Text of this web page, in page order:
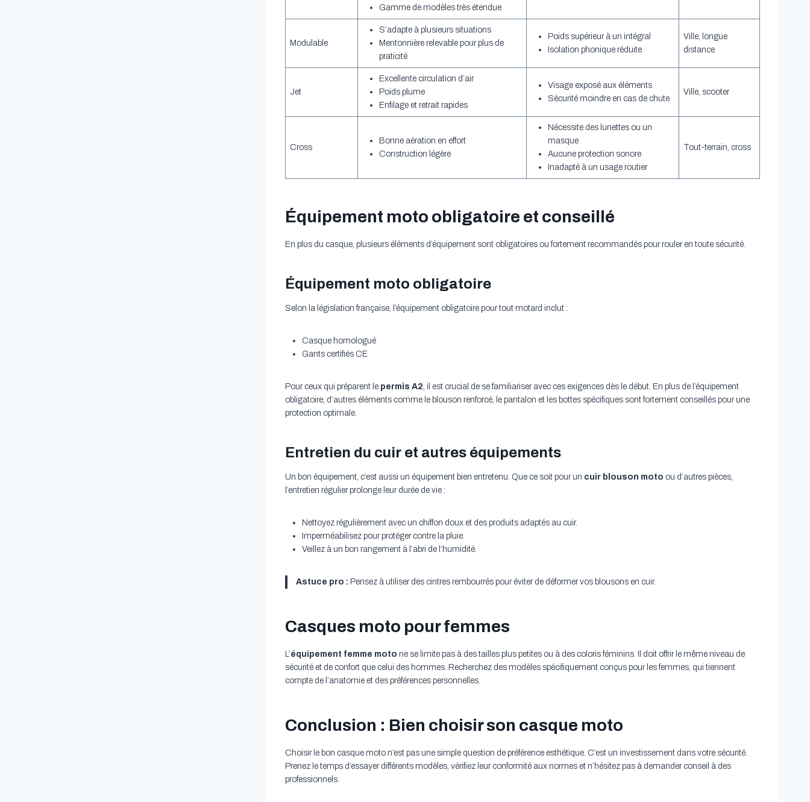
Gamme de modèles très étendue
Modulable
S’adapte à plusieurs situations
Mentonnière relevable pour plus de
praticité
Poids supérieur à un intégral
Isolation phonique réduite
Ville, longue
distance
Jet
Excellente circulation d’air
Poids plume
Enfilage et retrait rapides
Visage exposé aux éléments
Sécurité moindre en cas de chute
Ville, scooter
Cross
Bonne aération en effort
Construction légère
Nécessite des lunettes ou un
masque
Aucune protection sonore
Inadapté à un usage routier
Tout-terrain, cross
Équipement moto obligatoire et conseillé
En plus du casque, plusieurs éléments d’équipement sont obligatoires ou fortement recommandés pour rouler en toute sécurité.
Équipement moto obligatoire
Selon la législation française, l’équipement obligatoire pour tout motard inclut :
Casque homologué
Gants certifiés CE
Pour ceux qui préparent le permis A2, il est crucial de se familiariser avec ces exigences dès le début. En plus de l’équipement
obligatoire, d’autres éléments comme le blouson renforcé, le pantalon et les bottes spécifiques sont fortement conseillés pour une
protection optimale.
Entretien du cuir et autres équipements
Un bon équipement, c’est aussi un équipement bien entretenu. Que ce soit pour un cuir blouson moto ou d’autres pièces,
l’entretien régulier prolonge leur durée de vie :
Nettoyez régulièrement avec un chiffon doux et des produits adaptés au cuir.
Imperméabilisez pour protéger contre la pluie.
Veillez à un bon rangement à l’abri de l’humidité.
Astuce pro : Pensez à utiliser des cintres rembourrés pour éviter de déformer vos blousons en cuir.
Casques moto pour femmes
L’équipement femme moto ne se limite pas à des tailles plus petites ou à des coloris féminins. Il doit offrir le même niveau de
sécurité et de confort que celui des hommes. Recherchez des modèles spécifiquement conçus pour les femmes, qui tiennent
compte de l’anatomie et des préférences personnelles.
Conclusion : Bien choisir son casque moto
Choisir le bon casque moto n’est pas une simple question de préférence esthétique. C’est un investissement dans votre sécurité.
Prenez le temps d’essayer différents modèles, vérifiez leur conformité aux normes et n’hésitez pas à demander conseil à des
professionnels.